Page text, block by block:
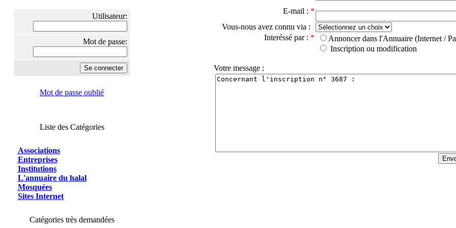
Utilisateur:
Mot de passe:
Mot de passe oublié
Liste des Catégories
Associations
Entreprises
Institutions
L'annuaire du halal
Mosquées
Sites Internet
Catégories très demandées
E-mail : *
Vous-nous avez connu via :
Interéssé par : *
Annoncer dans l'Annuaire (Internet /
Inscription ou modification
Votre message :